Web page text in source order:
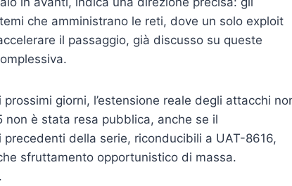
che amministrano le reti, dove un solo exploit
il passaggio, già discusso su queste
giorni, l’estensione reale degli attacchi
non è stata resa pubblica, anche se il
della serie, riconducibili a UAT-8616,
sfruttamento opportunistico di massa.